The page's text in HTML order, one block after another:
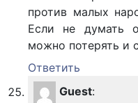
против малых
Если не думать
можно потерять и
Ответить
Guest: